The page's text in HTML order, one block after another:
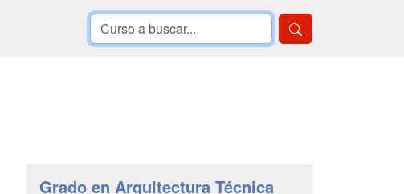
Grado en Arquitectura Técnica